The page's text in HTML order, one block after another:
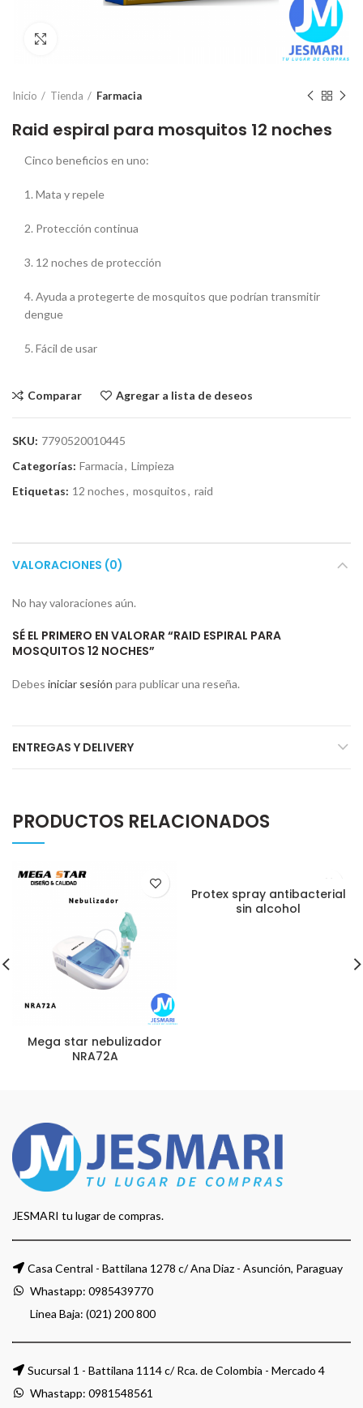
Inicio Tienda Farmacia
Raid espiral para mosquitos 12 noches
Cinco beneficios en uno:
1. Mata y repele
2. Protección continua
3. 12 noches de protección
4. Ayuda a protegerte de mosquitos que podrían transmitir
dengue
5. Fácil de usar
Comparar Agregar a lista de deseos
SKU: 7790520010445
Categorías: Farmacia, Limpieza
Etiquetas: 12 noches, mosquitos, raid
VALORACIONES (0)
No hay valoraciones aún.
SÉ EL PRIMERO EN VALORAR “RAID ESPIRAL PARA
MOSQUITOS 12 NOCHES”
Debes iniciar sesión para publicar una reseña.
ENTREGAS Y DELIVERY
PRODUCTOS RELACIONADOS
Mega star nebulizador
NRA72A
Protex spray antibacterial
sin alcohol
JESMARI tu lugar de compras.
Casa Central - Battilana 1278 c/ Ana Diaz - Asunción, Paraguay
Whastapp: 0985439770
Linea Baja: (021) 200 800
Sucursal 1 - Battilana 1114 c/ Rca. de Colombia - Mercado 4
Whastapp: 0981548561